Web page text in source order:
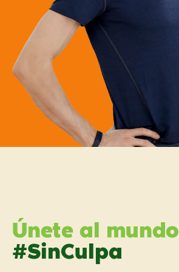
Únete al mundo
#SinCulpa